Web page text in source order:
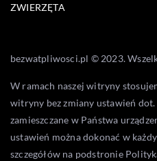
ZWIERZĘTA
bezwatpliwosci.pl © 2023.
W ramach naszej witryny
witryny bez zmiany ustawień dot.
zamieszczane w Państwa
ustawień można dokonać w
szczegółów na podstronie